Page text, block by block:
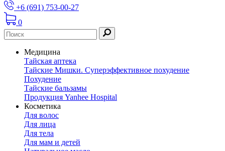
+6 (691) 753-00-27
0
Медицина
Тайская аптека
Тайские Мишки. Суперэффективное похудение
Похудение
Тайские бальзамы
Продукция Yanhee Hospital
Косметика
Для волос
Для лица
Для тела
Для мам и детей